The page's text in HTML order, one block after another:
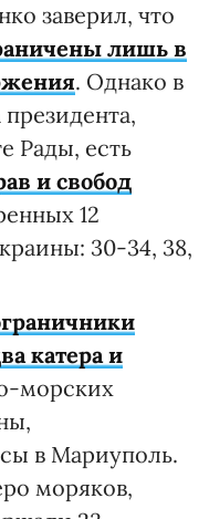
заверил, что
лишь в
. Однако в
Рады, есть
и свобод
12
30-34, 38,
катера и
морских
в Мариуполь.
моряков,